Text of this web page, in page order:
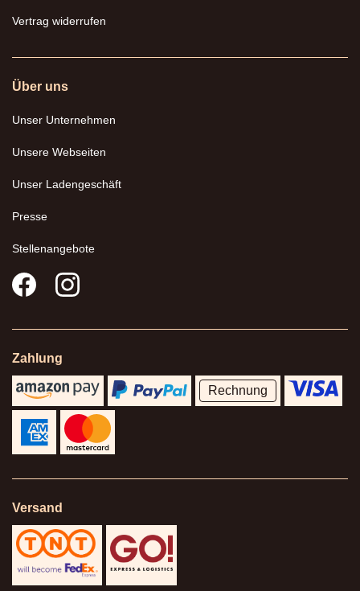
Vertrag widerrufen
Über uns
Unser Unternehmen
Unsere Webseiten
Unser Ladengeschäft
Presse
Stellenangebote
Zahlung
Rechnung
Versand